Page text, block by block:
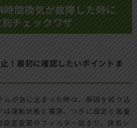
間換気が故障した時に
チェックワザ
！最初に確認したいポイントま
ムが急に止まった時は、原因を絞り込
は運転状態と電源、つぎに設定と風量
設定変更やフィルター詰まり、排気シ